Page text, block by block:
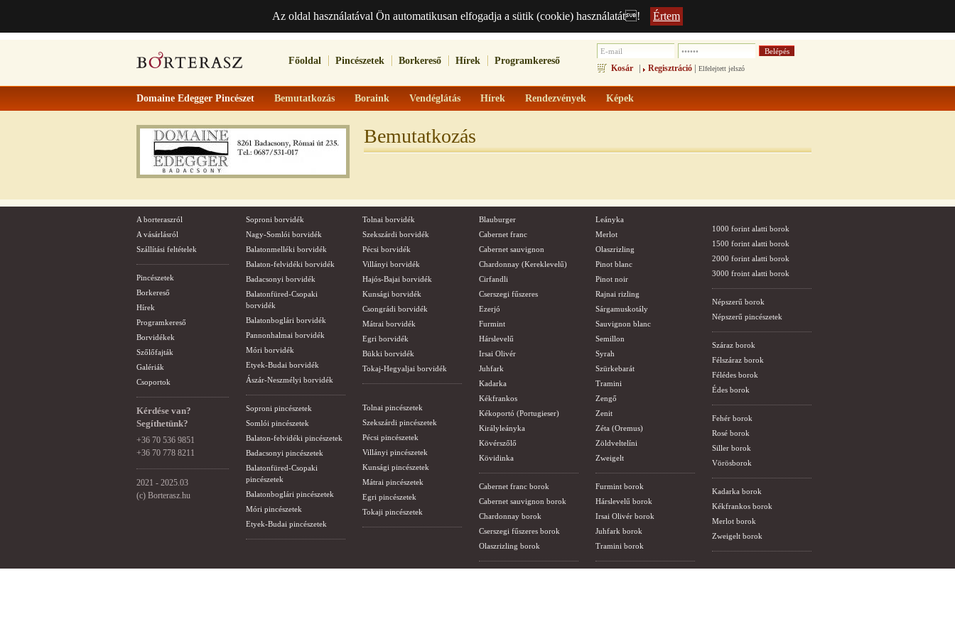
Az oldal használatával Ön automatikusan elfogadja a sütik (cookie) használatát! Értem
Főoldal Pincészetek Borkereső Hírek Programkereső
Kosár | Regisztráció | Elfelejtett jelszó
Domaine Edegger Pincészet Bemutatkozás Boraink Vendéglátás Hírek Rendezvények Képek
Bemutatkozás
A borteraszról
A vásárlásról
Szállítási feltételek
Pincészetek
Borkereső
Hírek
Programkereső
Borvidékek
Szőlőfajták
Galériák
Csoportok
Kérdése van?
Segíthetünk?
+36 70 536 9851
+36 70 778 8211
2021 - 2025.03
(c) Borterasz.hu
Soproni borvidék
Nagy-Somlói borvidék
Balatonmelléki borvidék
Balaton-felvidéki borvidék
Badacsonyi borvidék
Balatonfüred-Csopaki
borvidék
Balatonboglári borvidék
Pannonhalmai borvidék
Móri borvidék
Etyek-Budai borvidék
Ászár-Neszmélyi borvidék
Soproni pincészetek
Somlói pincészetek
Balaton-felvidéki pincészetek
Badacsonyi pincészetek
Balatonfüred-Csopaki
pincészetek
Balatonboglári pincészetek
Móri pincészetek
Etyek-Budai pincészetek
Tolnai borvidék
Szekszárdi borvidék
Pécsi borvidék
Villányi borvidék
Hajós-Bajai borvidék
Kunsági borvidék
Csongrádi borvidék
Mátrai borvidék
Egri borvidék
Bükki borvidék
Tokaj-Hegyaljai borvidék
Tolnai pincészetek
Szekszárdi pincészetek
Pécsi pincészetek
Villányi pincészetek
Kunsági pincészetek
Mátrai pincészetek
Egri pincészetek
Tokaji pincészetek
Blauburger
Cabernet franc
Cabernet sauvignon
Chardonnay (Kereklevelű)
Cirfandli
Cserszegi fűszeres
Ezerjó
Furmint
Hárslevelű
Irsai Olivér
Juhfark
Kadarka
Kékfrankos
Kékoportó (Portugieser)
Királyleányka
Kövérszőlő
Kövidinka
Cabernet franc borok
Cabernet sauvignon borok
Chardonnay borok
Cserszegi fűszeres borok
Olaszrizling borok
Leányka
Merlot
Olaszrizling
Pinot blanc
Pinot noir
Rajnai rizling
Sárgamuskotály
Sauvignon blanc
Semillon
Syrah
Szürkebarát
Tramini
Zengő
Zenit
Zéta (Oremus)
Zöldveltelíni
Zweigelt
Furmint borok
Hárslevelű borok
Irsai Olivér borok
Juhfark borok
Tramini borok
1000 forint alatti borok
1500 forint alatti borok
2000 forint alatti borok
3000 froint alatti borok
Népszerű borok
Népszerű pincészetek
Száraz borok
Félszáraz borok
Félédes borok
Édes borok
Fehér borok
Rosé borok
Siller borok
Vörösborok
Kadarka borok
Kékfrankos borok
Merlot borok
Zweigelt borok